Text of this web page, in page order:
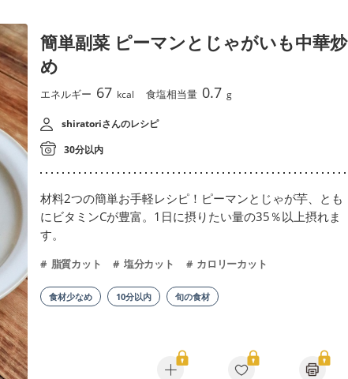
簡単副菜 ピーマンとじゃがいも中華炒
め
エネルギー 67 kcal 食塩相当量 0.7 g
shiratoriさんのレシピ
30分以内
材料2つの簡単お手軽レシピ！ピーマンとじゃが芋、とも
にビタミンCが豊富。1日に摂りたい量の35％以上摂れま
す。
脂質カット 塩分カット カロリーカット
食材少なめ 10分以内 旬の食材